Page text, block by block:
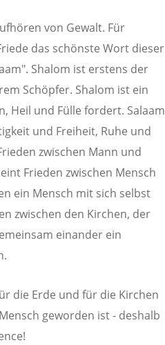
von Gewalt. Für
das schönste Wort dieser
Shalom ist erstens der
Schöpfer. Shalom ist ein
Heil und Fülle fordert. Salaam
und Freiheit, Ruhe und
zwischen Mann und
Frieden zwischen Mensch
ein Mensch mit sich selbst
zwischen den Kirchen, der
einander ein
die Erde und für die Kirchen
geworden ist - deshalb